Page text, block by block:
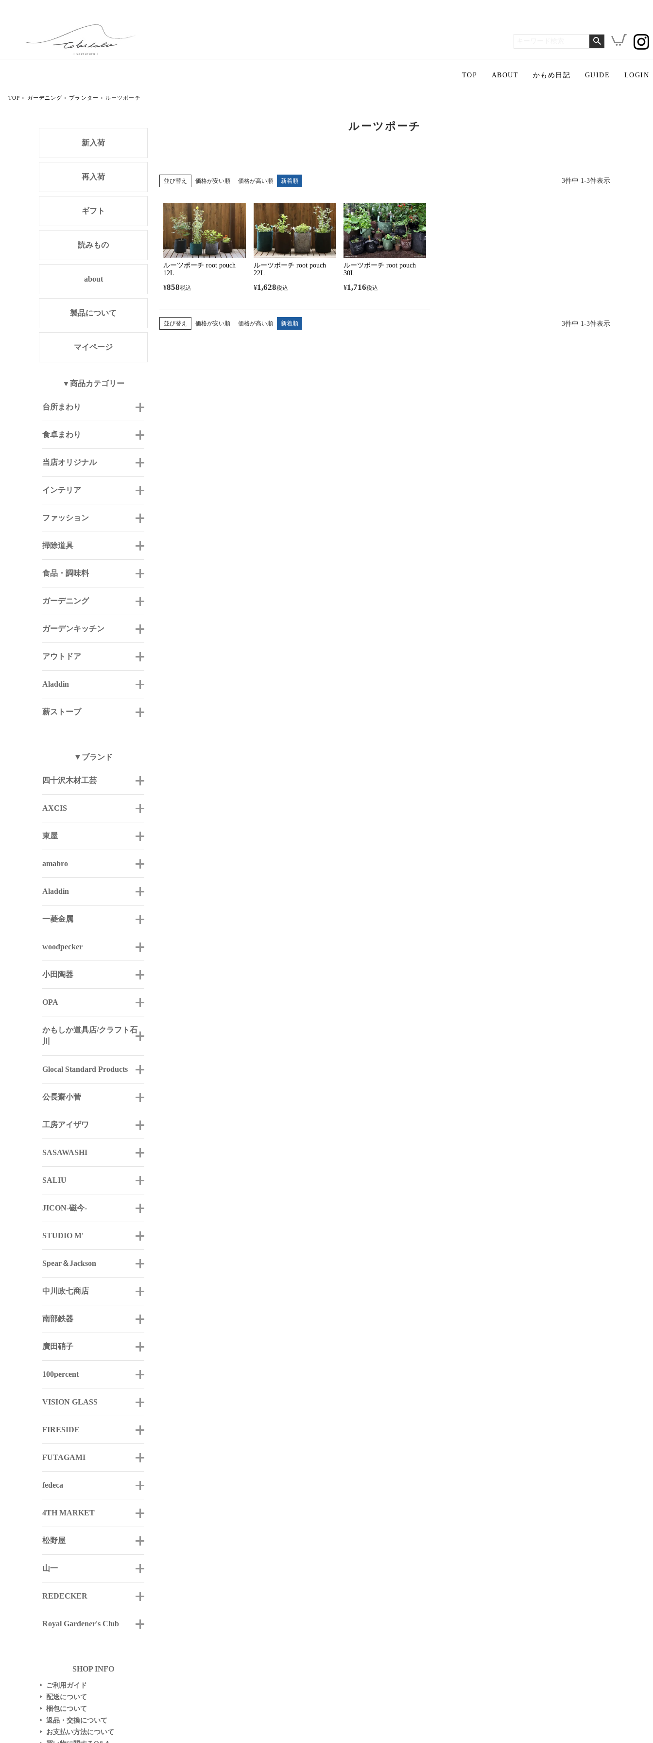
TOP ABOUT かもめ日記 GUIDE LOGIN
TOP ガーデニング プランター ルーツポーチ
新入荷
再入荷
ギフト
読みもの
about
製品について
マイページ
▼商品カテゴリー
台所まわり
食卓まわり
当店オリジナル
インテリア
ファッション
掃除道具
食品・調味料
ガーデニング
ガーデンキッチン
アウトドア
Aladdin
薪ストーブ
▼ブランド
四十沢木材工芸
AXCIS
東屋
amabro
Aladdin
一菱金属
woodpecker
小田陶器
OPA
かもしか道具店/クラフト石
川
Glocal Standard Products
公長齋小菅
工房アイザワ
SASAWASHI
SALIU
JICON-磁今-
STUDIO M'
Spear＆Jackson
中川政七商店
南部鉄器
廣田硝子
100percent
VISION GLASS
FIRESIDE
FUTAGAMI
fedeca
4TH MARKET
松野屋
山一
REDECKER
Royal Gardener's Club
SHOP INFO
▶ ご利用ガイド
▶ 配送について
▶ 梱包について
▶ 返品・交換について
▶ お支払い方法について
ルーツポーチ
並び替え 価格が安い順 価格が高い順 新着順 3件中 1-3件表示
ルーツポーチ root pouch
12L
¥858税込
ルーツポーチ root pouch
22L
¥1,628税込
ルーツポーチ root pouch
30L
¥1,716税込
並び替え 価格が安い順 価格が高い順 新着順 3件中 1-3件表示